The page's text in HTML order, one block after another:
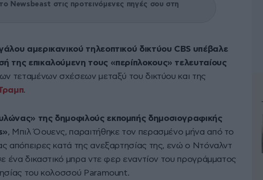
Newsbeast στις προτεινόμενες πηγές σου στη
αμερικανικού τηλεοπτικού δικτύου CBS υπέβαλε
της επικαλούμενη τους «περίπλοκους» τελευταίους
τεταμένων σχέσεων μεταξύ του δικτύου και της
.
της δημοφιλούς εκπομπής δημοσιογραφικής
, Μπιλ Όουενς, παραιτήθηκε τον περασμένο μήνα από το
απόπειρες κατά της ανεξαρτησίας της, ενώ ο Ντόναλντ
ένα δικαστικό μπρα ντε φερ εναντίον του προγράμματος
του κολοσσού Paramount.